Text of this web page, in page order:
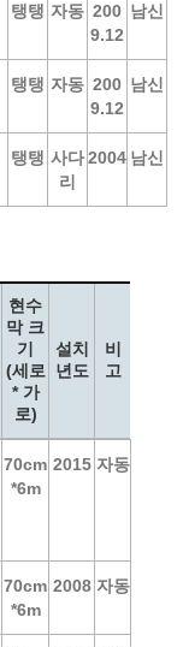
탱탱 자동 200
9.12
남신
탱탱 자동 200
9.12
남신
탱탱 사다
리
2004 남신
현수
막 크
기
(세로
* 가
로)
설치
년도
비
고
70cm
*6m
2015 자동
70cm
*6m
2008 자동